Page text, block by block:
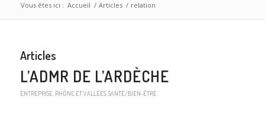
Vous êtes ici : Accueil / Articles / relation
Articles
L’ADMR DE L’ARDÈCHE
ENTREPRISE, RHÔNE ET VALLÉES, SANTÉ/BIEN-ÊTRE